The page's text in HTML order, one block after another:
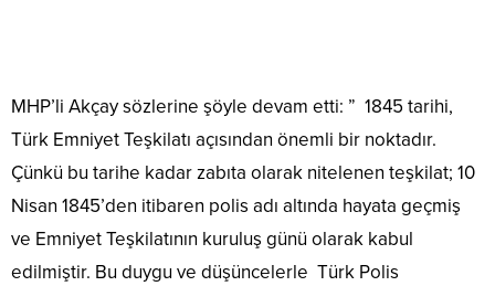
MHP’li Akçay sözlerine şöyle devam etti: ” 1845 tarihi,
Türk Emniyet Teşkilatı açısından önemli bir noktadır.
Çünkü bu tarihe kadar zabıta olarak nitelenen teşkilat; 10
Nisan 1845’den itibaren polis adı altında hayata geçmiş
ve Emniyet Teşkilatının kuruluş günü olarak kabul
edilmiştir. Bu duygu ve düşüncelerle Türk Polis